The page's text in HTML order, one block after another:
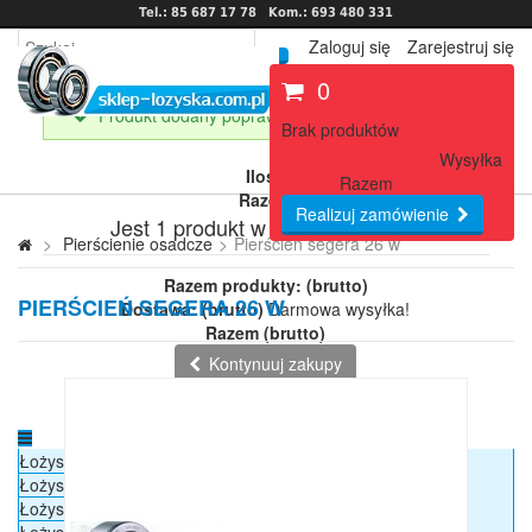
Tel.: 85 687 17 78 Kom.: 693 480 331
Zaloguj się Zarejestruj się
0
Brak produktów
Wysyłka
Razem
Realizuj zamówienie
Produkt dodany poprawnie do Twojego koszyka
Ilość
Razem
Jest 1 produkt w Twoim koszyku.
Razem produkty: (brutto)
Dostawa: (brutto)Darmowa wysyłka!
Razem (brutto)
Kontynuuj zakupy
Łożyska
Łożyska kulkowe
Łożyska samonastawne
> Pierścienie osadcze > Pierścień segera 26 w
PIERŚCIEŃ SEGERA 26 W